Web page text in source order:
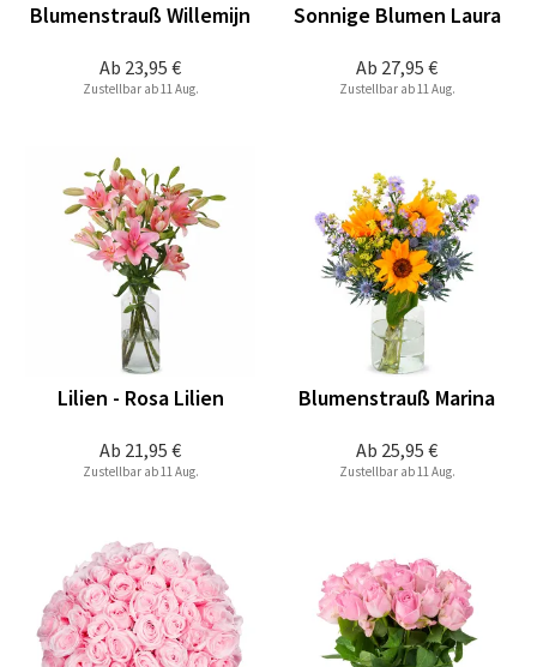
Ab 23,95 €
Blumenstrauß Willemijn
Zustellbar ab 11 Aug.
Ab 27,95 €
Sonnige Blumen Laura
Zustellbar ab 11 Aug.
Ab 21,95 €
Lilien - Rosa Lilien
Zustellbar ab 11 Aug.
Ab 25,95 €
Blumenstrauß Marina
Zustellbar ab 11 Aug.